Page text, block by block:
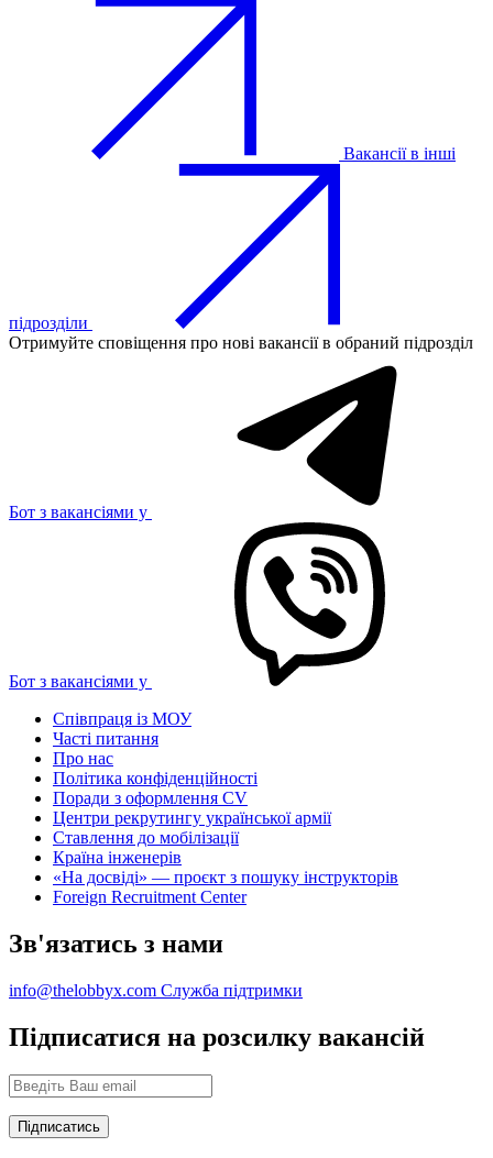
Вакансії в інші
підрозділи
Отримуйте сповіщення про нові вакансії в обраний підрозділ
Бот з вакансіями у
Бот з вакансіями у
Співпраця із МОУ
Часті питання
Про нас
Політика конфіденційності
Поради з оформлення CV
Центри рекрутингу української армії
Ставлення до мобілізації
Країна інженерів
«На досвіді» — проєкт з пошуку інструкторів
Foreign Recruitment Center
Зв'язатись з нами
info@thelobbyx.com Служба підтримки
Підписатися на розсилку вакансій